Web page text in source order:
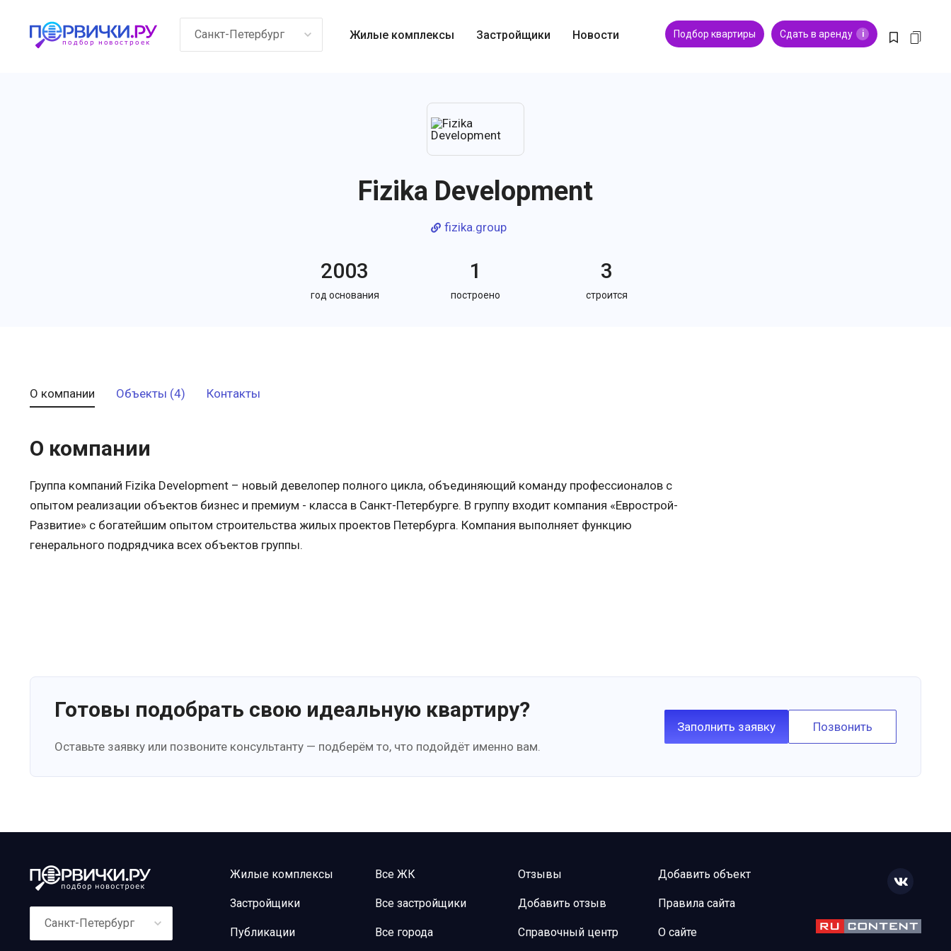
Санкт-Петербург Жилые комплексы Застройщики Новости Подбор квартиры Сдать в аренду i
Fizika Development
fizika.group
2003
год основания
1
построено
3
строится
О компании Объекты (4) Контакты
О компании
Группа компаний Fizika Development – новый девелопер полного цикла, объединяющий команду профессионалов с
опытом реализации объектов бизнес и премиум - класса в Санкт-Петербурге. В группу входит компания «Еврострой-
Развитие» с богатейшим опытом строительства жилых проектов Петербурга. Компания выполняет функцию
генерального подрядчика всех объектов группы.
Готовы подобрать свою идеальную квартиру?
Оставьте заявку или позвоните консультанту — подберём то, что подойдёт именно вам.
Заполнить заявку Позвонить
Санкт-Петербург
Жилые комплексы
Застройщики
Публикации
Все ЖК
Все застройщики
Все города
Отзывы
Добавить отзыв
Справочный центр
Добавить объект
Правила сайта
О сайте